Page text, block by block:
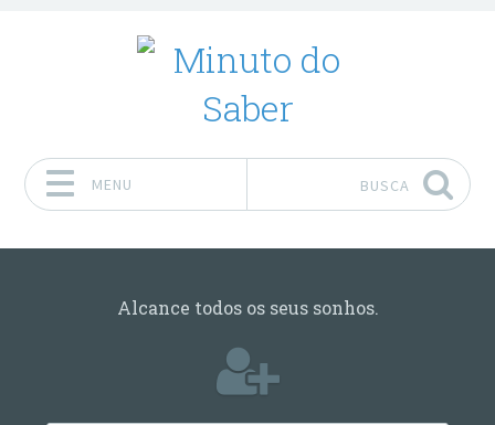
MENU BUSCA
Alcance todos os seus sonhos.